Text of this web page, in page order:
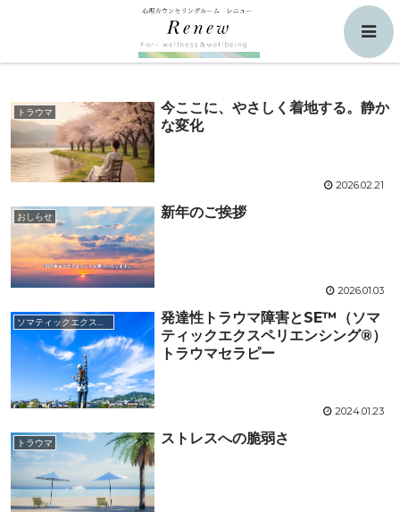
発達性トラウマ
トラウマ
今ここに、やさしく着地する。静か
な変化
2026.02.21
おしらせ 新年のご挨拶
2026.01.03
ソマティックエクスペリエンシング
発達性トラウマ障害とSE™（ソマ
ティックエクスペリエンシング®）
トラウマセラピー
2024.01.23
トラウマ ストレスへの脆弱さ